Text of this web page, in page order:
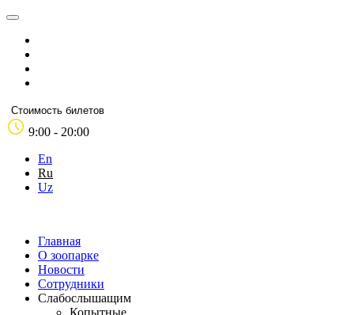
Стоимость билетов
9:00 - 20:00
En
Ru
Uz
Главная
О зоопарке
Новости
Сотрудники
Слабослышащим
Копытные